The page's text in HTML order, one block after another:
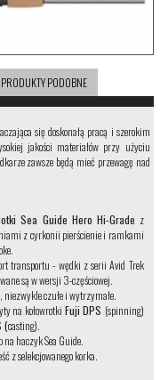
PRODUKTY PODOBNE
się doskonałą pracą i szerokim
jakości materiałów przy użyciu
zawsze będą mieć przewagę nad
Sea Guide Hero Hi-Grade z
z cyrkonii pierścienie i ramkami
transportu - wędki z serii Avid Trek
są w wersji 3-częściowej.
niezwykle czułe i wytrzymałe.
na kołowrotkiFuji DPS (spinning)
(casting).
na haczyk Sea Guide.
z selekcjowanego korka.